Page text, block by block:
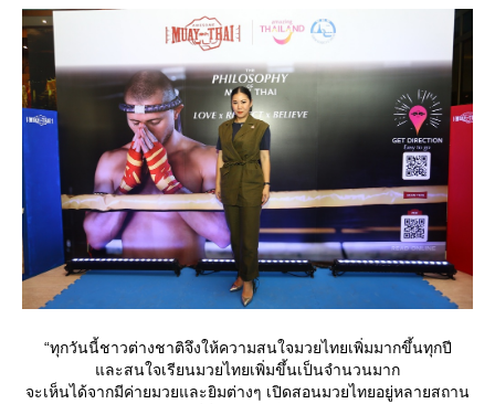
“ทุกวันนี้ชาวต่างชาติจึงให้ความสนใจมวยไทยเพิ่มมากขึ้นทุกปี
ละสนใจเรียนมวยไทยเพิ่มขึ้นเป็นจำนวนมาก
จะเห็นได้จากมีค่ายมวยและยิมต่างๆ เปิดสอนมวยไทยอยู่หลายสถาน